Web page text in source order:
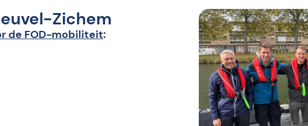
Zichem
de FOD-mobiliteit: